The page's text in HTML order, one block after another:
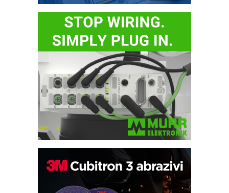
Potpuna efikasnost bez složenih
sistema